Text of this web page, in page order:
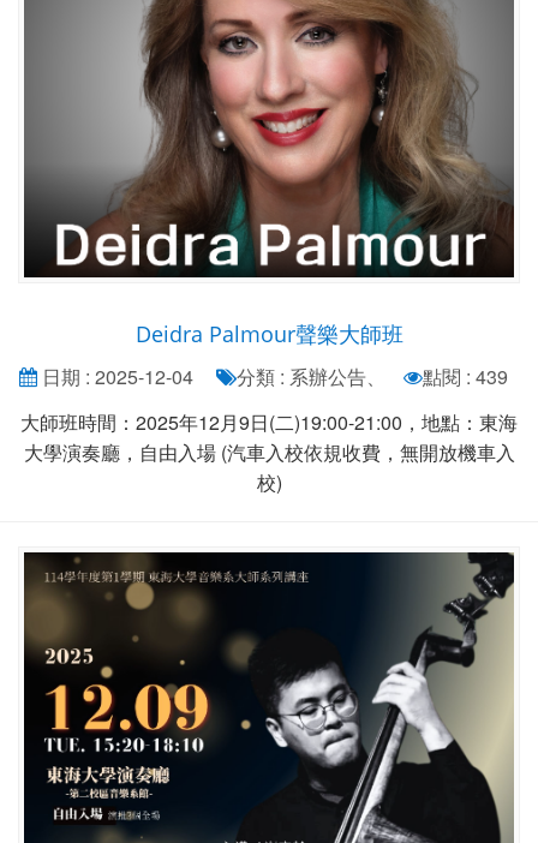
Deidra Palmour聲樂大師班
日期 : 2025-12-04 分類 : 系辦公告、
點閱 : 439
大師班時間：2025年12月9日(二)19:00-21:00，地點：東海
大學演奏廳，自由入場 (汽車入校依規收費，無開放機車入
校)